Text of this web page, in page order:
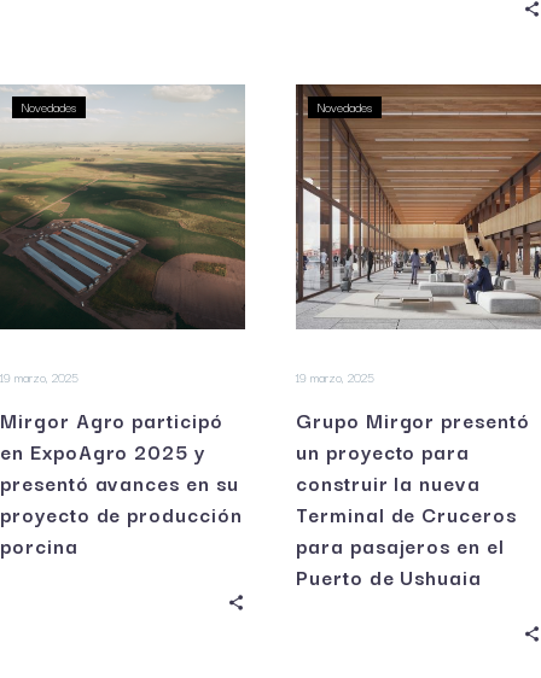
Novedades
19 marzo, 2025
Mirgor Agro participó
en ExpoAgro 2025 y
presentó avances en su
proyecto de producción
porcina
Novedades
19 marzo, 2025
Grupo Mirgor presentó
un proyecto para
construir la nueva
Terminal de Cruceros
para pasajeros en el
Puerto de Ushuaia